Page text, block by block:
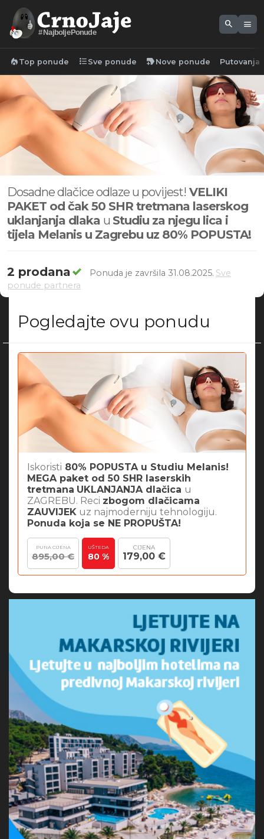
#NajboljePonude
search menu
local_fire_department Top ponude format_list_bulleted Sve ponude new_label Nove ponude Putovanja
Dosadne dlačice odlaze u povijest! VELIKI
PAKET od čak 50 SHR tretmana laserskog
uklanjanja dlaka u Studiu za njegu lica i
tijela Melanis u Zagrebu uz 80% POPUSTA!
2 prodana Ponuda je završila 31.08.2025. Sve
ponude partnera
Pogledajte ovu ponudu
Iskoristi 80% POPUSTA u Studiu Melanis!
MEGA paket od 50 SHR laserskih
tretmana UKLANJANJA dlačica u
ZAGREBU. Reci zbogom dlačicama
ZAUVIJEK uz najmoderniju tehnologiju.
Ponuda koja se NE PROPUŠTA!
PUNA CIJENA
895,00 €
UŠTEDA
80 %
CIJENA
179,00 €